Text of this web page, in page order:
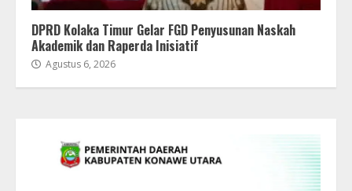
DPRD Kolaka Timur Gelar FGD Penyusunan Naskah
Akademik dan Raperda Inisiatif
Agustus 6, 2026